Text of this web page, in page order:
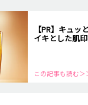
【PR】キュッ
イキとした肌
この記事も読む＞